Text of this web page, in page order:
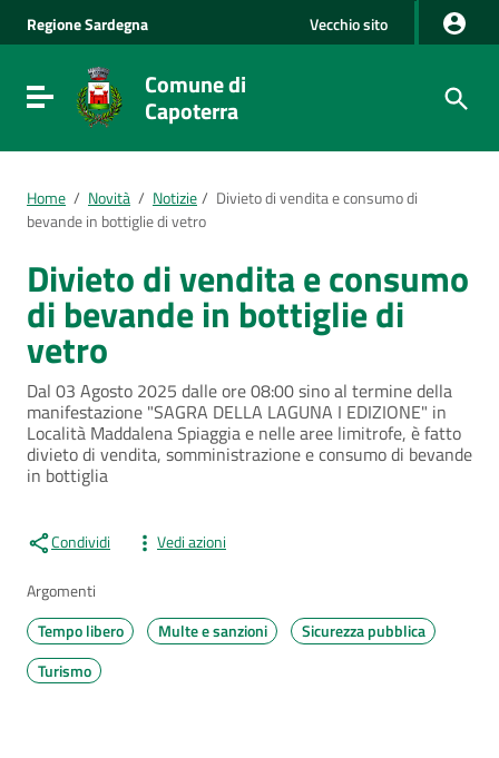
Vai alla navigazione del sito
Vai al Footer
RegioneSardegna Vecchio sito
Visualizza/nascondi menu di navigazione
Comune di
Capoterra
Home / Novità / Notizie/ Divieto di vendita e consumo di
bevande in bottiglie di vetro
Divieto di vendita e consumo
di bevande in bottiglie di
vetro
Dal 03 Agosto 2025 dalle ore 08:00 sino al termine della
manifestazione "SAGRA DELLA LAGUNA I EDIZIONE" in
Località Maddalena Spiaggia e nelle aree limitrofe, è fatto
divieto di vendita, somministrazione e consumo di bevande
in bottiglia
Condividi Vedi azioni
Argomenti
Tempo libero
Multe e sanzioni
Sicurezza pubblica
Turismo